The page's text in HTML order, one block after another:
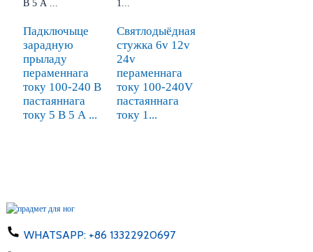
Падключыце
зарадную
прыладу
пераменнага
току 100-240 В
пастаяннага
току 5 В 5 А ...
Святлодыёдная
стужка 6v 12v
24v
пераменнага
току 100-240V
пастаяннага
току 1...
WHATSAPP: +86 13322920697